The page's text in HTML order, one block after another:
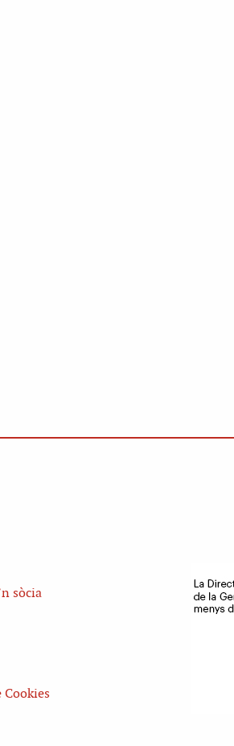
sòcia